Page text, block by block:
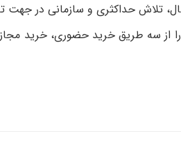
حداکثری و سازمانی در جهت
را از سه طریق خرید حضوری، خرید